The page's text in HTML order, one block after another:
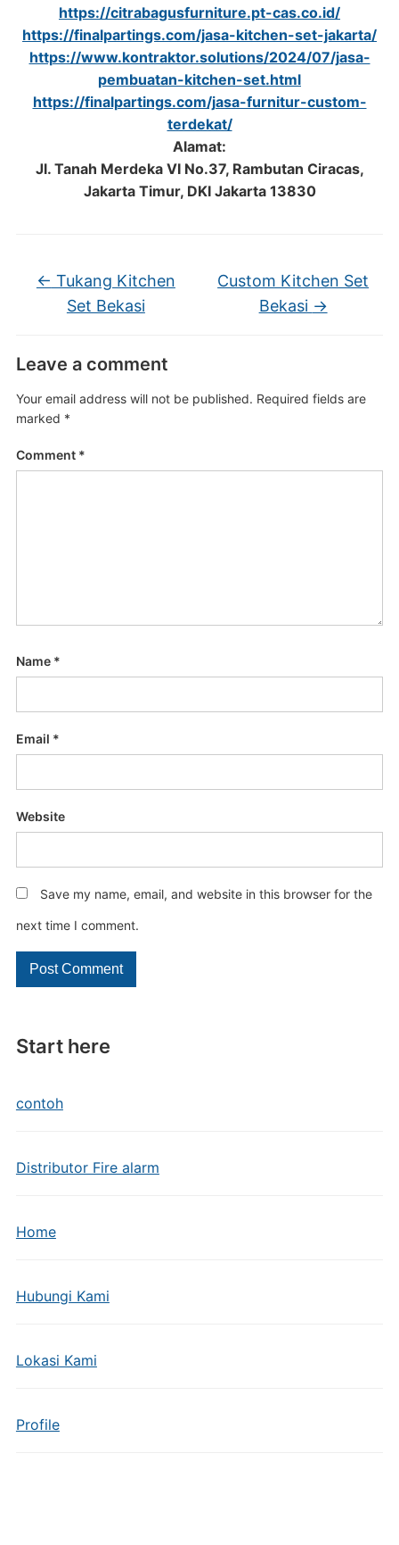
Start here
contoh
Distributor Fire alarm
Home
Hubungi Kami
Lokasi Kami
Profile
https://citrabagusfurniture.pt-cas.co.id/
https://finalpartings.com/jasa-kitchen-set-jakarta/
https://www.kontraktor.solutions/2024/07/jasa-
pembuatan-kitchen-set.html
https://finalpartings.com/jasa-furnitur-custom-
terdekat/
Alamat:
Jl. Tanah Merdeka VI No.37, Rambutan Ciracas,
Jakarta Timur, DKI Jakarta 13830
← Tukang Kitchen
Set Bekasi
Custom Kitchen Set
Bekasi →
Leave a comment
Your email address will not be published. Required fields are
marked *
Comment *
Name *
Email *
Website
Save my name, email, and website in this browser for the
next time I comment.